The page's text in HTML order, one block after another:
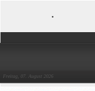
Freitag, 07. August 2026